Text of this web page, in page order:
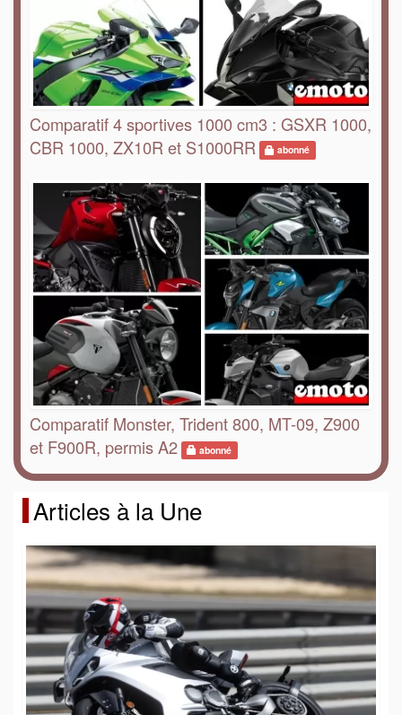
Comparatif 4 sportives 1000 cm3 : GSXR 1000,
CBR 1000, ZX10R et S1000RR
abonné
Comparatif Monster, Trident 800, MT-09, Z900
et F900R, permis A2
abonné
Articles à la Une